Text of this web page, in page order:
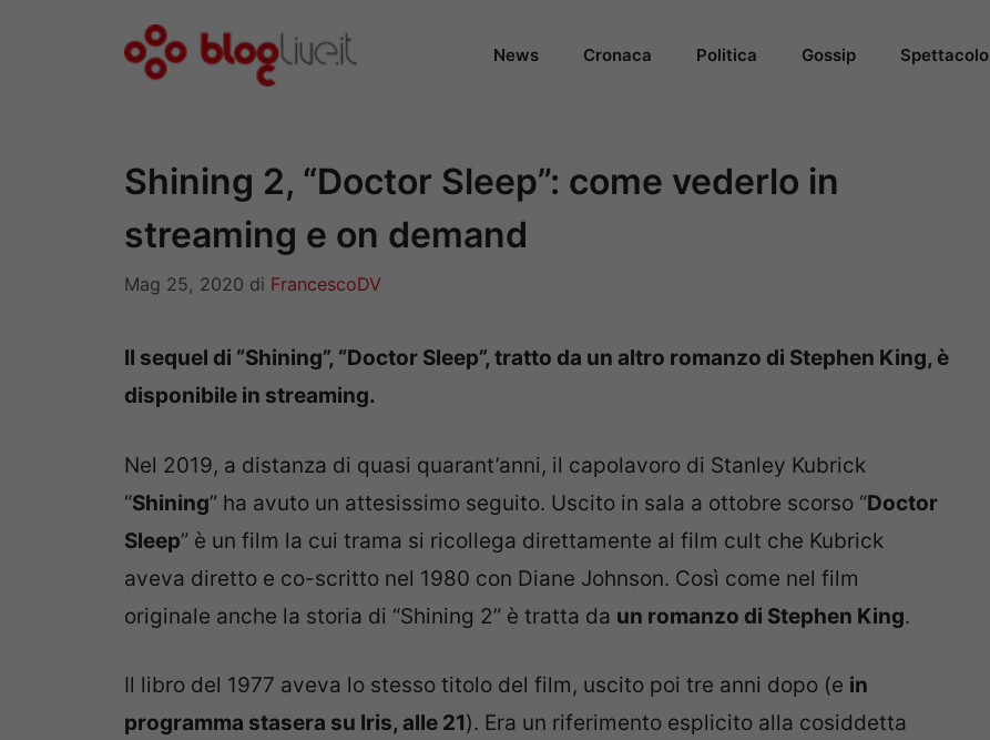
News Cronaca Politica Gossip Spettacolo
Shining 2, “Doctor Sleep”: come vederlo in
streaming e on demand
Mag 25, 2020 di FrancescoDV
Il sequel di “Shining”, “Doctor Sleep”, tratto da un altro romanzo di Stephen King, è
disponibile in streaming.
Nel 2019, a distanza di quasi quarant’anni, il capolavoro di Stanley Kubrick
“Shining” ha avuto un attesissimo seguito. Uscito in sala a ottobre scorso “Doctor
Sleep” è un film la cui trama si ricollega direttamente al film cult che Kubrick
aveva diretto e co-scritto nel 1980 con Diane Johnson. Così come nel film
originale anche la storia di “Shining 2” è tratta da un romanzo di Stephen King.
Il libro del 1977 aveva lo stesso titolo del film, uscito poi tre anni dopo (e in
programma stasera su Iris, alle 21). Era un riferimento esplicito alla cosiddetta